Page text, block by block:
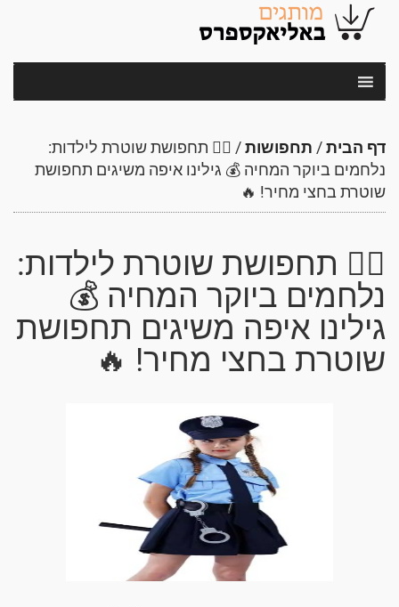
דף הבית/ תחפושות/ 👮‍♀️ תחפושת שוטרת לילדות:
נלחמים ביוקר המחיה 💰 גילינו איפה משיגים תחפושת
שוטרת בחצי מחיר! 🔥
👮‍♀️ תחפושת שוטרת לילדות:
נלחמים ביוקר המחיה 💰
גילינו איפה משיגים תחפושת
שוטרת בחצי מחיר! 🔥